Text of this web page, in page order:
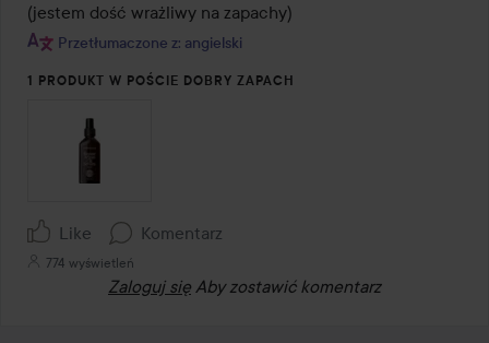
(jestem dość wrażliwy na zapachy)
Przetłumaczone z: angielski
1 PRODUKT W POŚCIE DOBRY ZAPACH
Like Komentarz
774 wyświetleń
Zaloguj się Aby zostawić komentarz